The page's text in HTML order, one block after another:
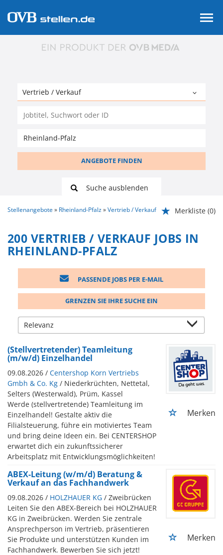
ANGEBOTE FINDEN
Suche ausblenden
Stellenangebote Rheinland-Pfalz Vertrieb / Verkauf Merkliste (0)
200 VERTRIEB / VERKAUF JOBS IN
RHEINLAND-PFALZ
PASSENDE JOBS PER E-MAIL
GRENZEN SIE IHRE SUCHE EIN
(Stellvertretender) Teamleitung
(m/w/d) Einzelhandel
09.08.2026 / Centershop Korn Vertriebs
Gmbh & Co. Kg / Niederkrüchten, Nettetal,
Selters (Westerwald), Prüm, Kassel
Werde (stellvertretende) Teamleitung im
Einzelhandel! Gestalte aktiv die
Filialsteuerung, führe ein motiviertes Team
und bring deine Ideen ein. Bei CENTERSHOP
erwartet dich ein zukunftssicherer
Arbeitsplatz mit Entwicklungsmöglichkeiten!
Merken
ABEX-Leitung (w/m/d) Beratung &
Verkauf an das Fachhandwerk
09.08.2026 / HOLZHAUER KG / Zweibrücken
Leiten Sie den ABEX-Bereich bei HOLZHAUER
KG in Zweibrücken. Werden Sie zentrale
Ansprechperson im Vertrieb, präsentieren
Sie Produkte und unterstützen Kunden im
Fachhandwerk. Bewerben Sie sich jetzt!
Merken